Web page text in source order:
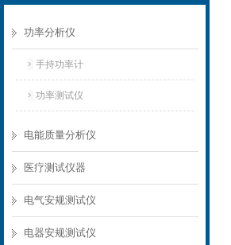
功率分析仪
手持功率计
功率测试仪
电能质量分析仪
医疗测试仪器
电气安规测试仪
电器安规测试仪